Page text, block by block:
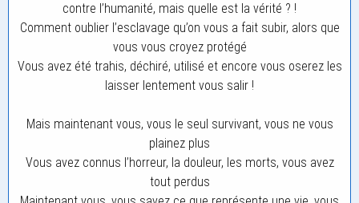
contre l’humanité, mais quelle est la vérité ? !
Comment oublier l’esclavage qu’on vous a fait subir, alors que
vous vous croyez protégé
Vous avez été trahis, déchiré, utilisé et encore vous oserez les
laisser lentement vous salir !
Mais maintenant vous, vous le seul survivant, vous ne vous
plainez plus
Vous avez connus l’horreur, la douleur, les morts, vous avez
tout perdus